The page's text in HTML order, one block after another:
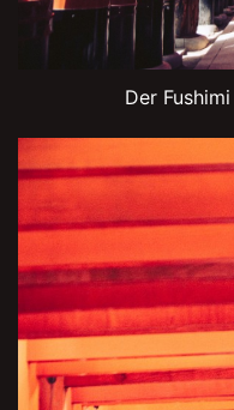
Der